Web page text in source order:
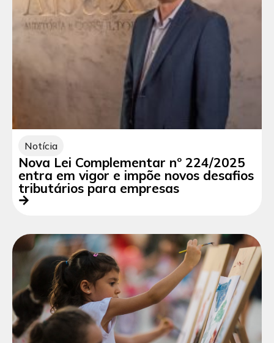
Notícia
Nova Lei Complementar nº 224/2025
entra em vigor e impõe novos desafios
tributários para empresas